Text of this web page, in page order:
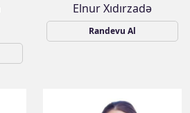
Elnur Xıdırzadə
Randevu Al